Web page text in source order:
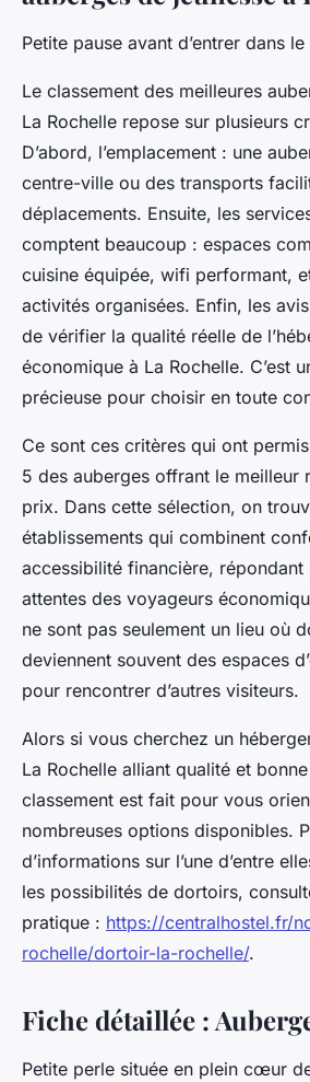
Petite pause avant d’entrer dans
Le classement des meilleures
La Rochelle repose sur plusieurs
D’abord, l’emplacement : une
centre-ville ou des transports
déplacements. Ensuite, les
comptent beaucoup : espaces
cuisine équipée, wifi performant,
activités organisées. Enfin, les
de vérifier la qualité réelle de
économique à La Rochelle. C’est
précieuse pour choisir en toute
Ce sont ces critères qui ont
5 des auberges offrant le meilleur
prix. Dans cette sélection, on
établissements qui combinent
accessibilité financière, répondant
attentes des voyageurs
ne sont pas seulement un lieu où
deviennent souvent des espaces
pour rencontrer d’autres visiteurs.
Alors si vous cherchez un
La Rochelle alliant qualité et
classement est fait pour vous
nombreuses options disponibles.
d’informations sur l’une d’entre
les possibilités de dortoirs,
pratique : https://centralhostel.fr/
rochelle/dortoir-la-rochelle/.
Fiche détaillée :
Petite perle située en plein cœur